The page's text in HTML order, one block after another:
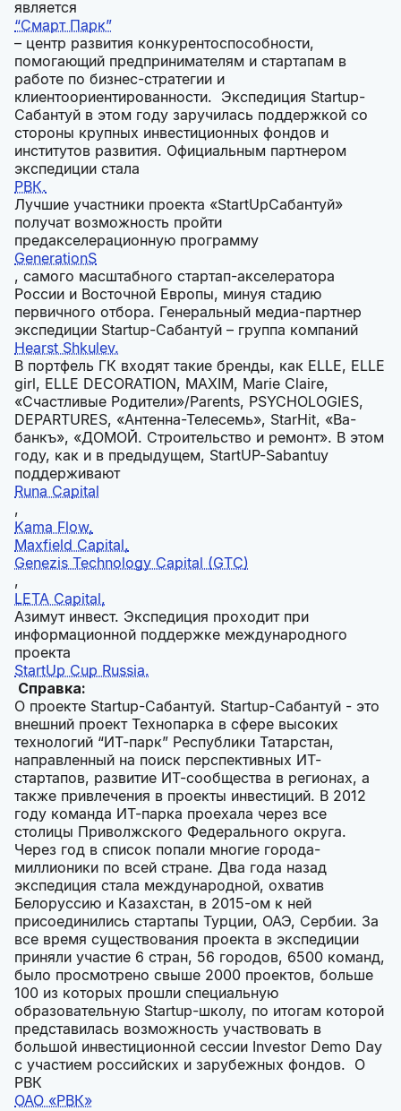
является
“Смарт Парк”
– центр развития конкурентоспособности,
помогающий предпринимателям и стартапам в
работе по бизнес-стратегии и
клиентоориентированности. Экспедиция Startup-
Сабантуй в этом году заручилась поддержкой со
стороны крупных инвестиционных фондов и
институтов развития. Официальным партнером
экспедиции стала
РВК.
Лучшие участники проекта «StartUpСабантуй»
получат возможность пройти
предакселерационную программу
GenerationS
, самого масштабного стартап-акселератора
России и Восточной Европы, минуя стадию
первичного отбора. Генеральный медиа-партнер
экспедиции Startup-Сабантуй – группа компаний
Hearst Shkulev.
В портфель ГК входят такие бренды, как ELLE, ELLE
girl, ELLE DECORATION, MAXIM, Marie Claire,
«Счастливые Родители»/Parents, PSYCHOLOGIES,
DEPARTURES, «Антенна-Телесемь», StarHit, «Ва-
банкъ», «ДОМОЙ. Строительство и ремонт». В этом
году, как и в предыдущем, StartUP-Sabantuy
поддерживают
Runa Capital
,
Kama Flow,
Maxfield Capital,
Genezis Technology Capital (GTC)
,
LETA Capital,
Азимут инвест. Экспедиция проходит при
информационной поддержке международного
проекта
StartUp Cup Russia.
Справка:
О проекте Startup-Сабантуй. Startup-Сабантуй - это
внешний проект Технопарка в сфере высоких
технологий “ИТ-парк” Республики Татарстан,
направленный на поиск перспективных ИТ-
стартапов, развитие ИТ-сообщества в регионах, а
также привлечения в проекты инвестиций. В 2012
году команда ИТ-парка проехала через все
столицы Приволжского Федерального округа.
Через год в список попали многие города-
миллионики по всей стране. Два года назад
экспедиция стала международной, охватив
Белоруссию и Казахстан, в 2015-ом к ней
присоединились стартапы Турции, ОАЭ, Сербии. За
все время существования проекта в экспедиции
приняли участие 6 стран, 56 городов, 6500 команд,
было просмотрено свыше 2000 проектов, больше
100 из которых прошли специальную
образовательную Startup-школу, по итогам которой
представилась возможность участвовать в
большой инвестиционной сессии Investor Demo Day
с участием российских и зарубежных фондов. О
РВК
ОАО «РВК»